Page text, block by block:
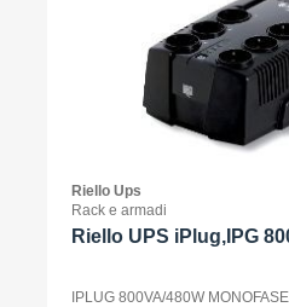
Riello Ups
Rack e armadi
Riello UPS iPlug,IPG
IPLUG 800VA/480W MONOFASE